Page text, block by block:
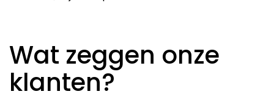
Wat zeggen onze
klanten?